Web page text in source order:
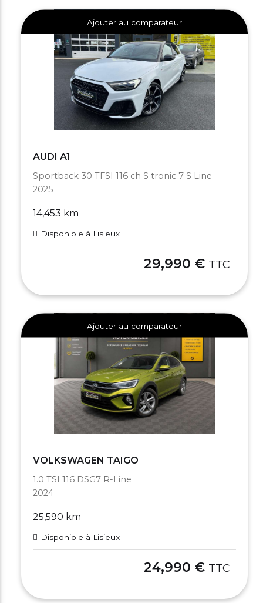
Ajouter au comparateur
AUDI A1
Sportback 30 TFSI 116 ch S tronic 7 S Line
2025
14,453 km
Disponible à Lisieux
29,990 € TTC
Ajouter au comparateur
VOLKSWAGEN TAIGO
1.0 TSI 116 DSG7 R-Line
2024
25,590 km
Disponible à Lisieux
24,990 € TTC